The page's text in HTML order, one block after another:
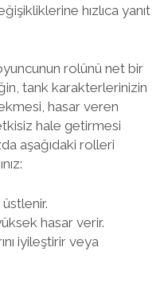
hızlıca yanıt
rolünü net bir
tank karakterlerinizin
hasar veren
hale getirmesi
aşağıdaki rolleri
üstlenir.
hasar verir.
iyileştirir veya